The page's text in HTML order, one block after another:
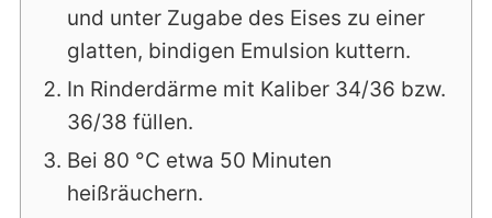
und unter Zugabe des Eises zu einer
glatten, bindigen Emulsion kuttern.
In Rinderdärme mit Kaliber 34/36 bzw.
36/38 füllen.
Bei 80 °C etwa 50 Minuten
heißräuchern.